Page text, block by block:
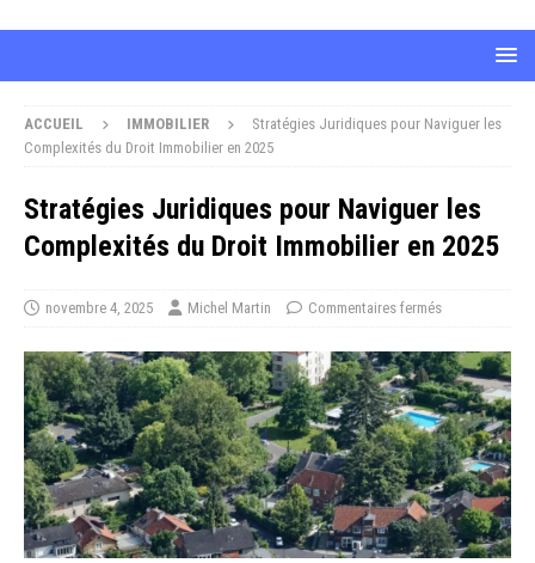
ACCUEIL IMMOBILIER
Stratégies Juridiques pour Naviguer les
Complexités du Droit Immobilier en 2025
Stratégies Juridiques pour Naviguer les
Complexités du Droit Immobilier en 2025
novembre 4, 2025 Michel Martin Commentaires fermés